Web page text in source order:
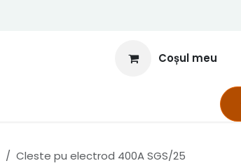
Coșul meu
Cleste pu electrod 400A SGS/25